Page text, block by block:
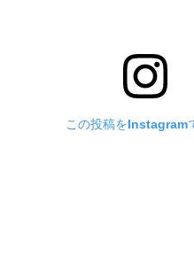
この投稿をInstagram